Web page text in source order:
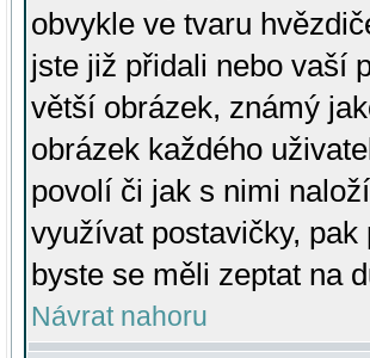
obvykle ve tvaru
jste již přidali nebo vaší
větší obrázek, známý
obrázek každého
povolí či jak s nimi
využívat postavičky,
byste se měli zeptat na
Návrat nahoru